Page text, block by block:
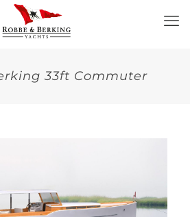
33ft Commuter